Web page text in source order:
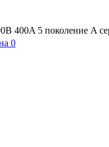
400A 5 поколение A
0